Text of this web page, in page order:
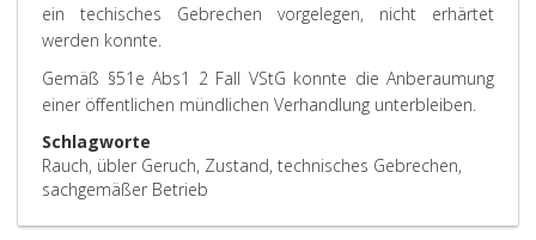
ein techisches Gebrechen vorgelegen, nicht erhärtet
werden konnte.
Gemäß §51e Abs1 2 Fall VStG konnte die Anberaumung
einer öffentlichen mündlichen Verhandlung unterbleiben.
Schlagworte
Rauch, übler Geruch, Zustand, technisches Gebrechen,
sachgemäßer Betrieb